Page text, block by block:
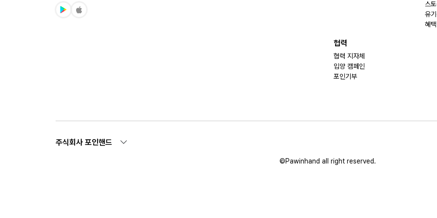
스토
유
혜택
협력
협력 지자체
입양 캠페인
포인기부
주식회사 포인핸드
©Pawinhand all right reserved.